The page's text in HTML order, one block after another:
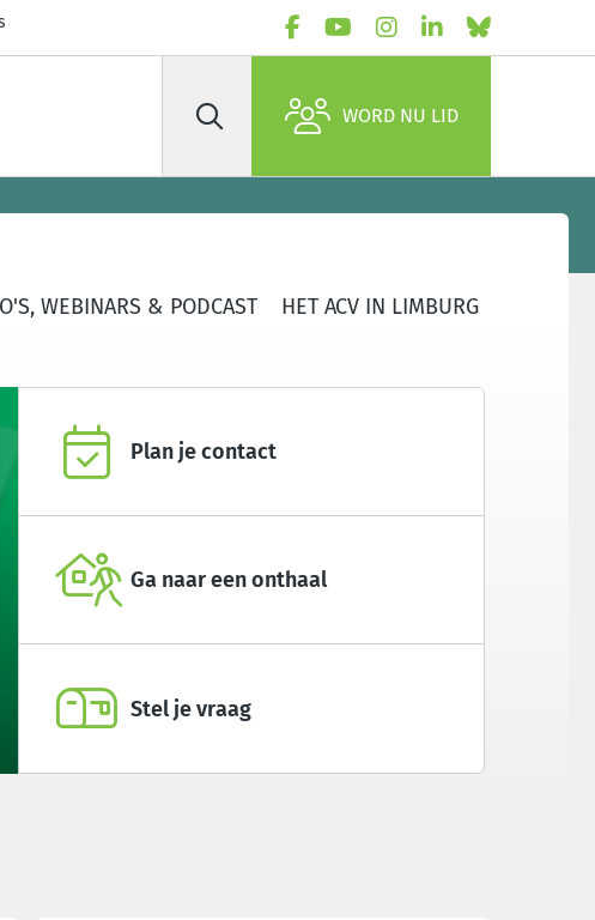
Zoek WORD NU LID
WEBINARS & PODCAST HET ACV IN LIMBURG
Plan je contact
Ga naar een onthaal
Stel je vraag